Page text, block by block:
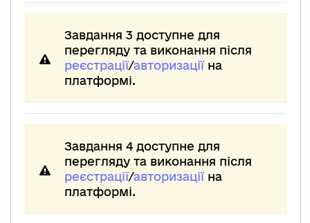
Завдання 3 доступне для
перегляду та виконання після
реєстрації/авторизаціїна
платформі.
Завдання 4 доступне для
перегляду та виконання після
реєстрації/авторизаціїна
платформі.